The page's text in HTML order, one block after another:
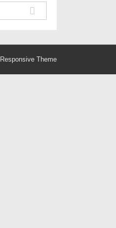
Responsive Theme